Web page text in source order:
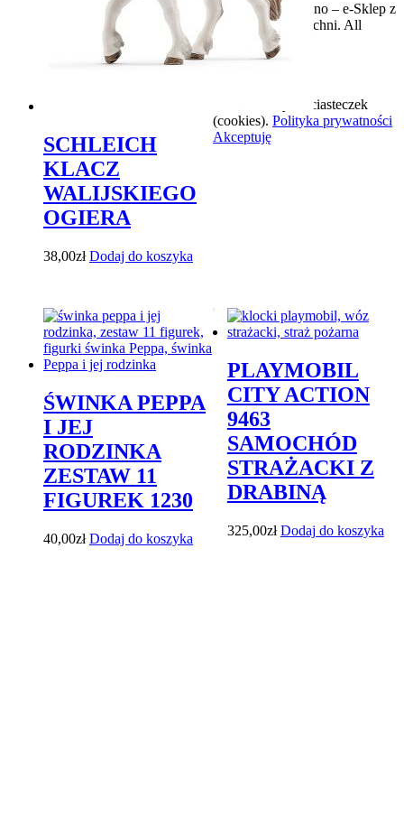
SCHLEICH
KLACZ
WALIJSKIEGO
OGIERA
38,00zł Dodaj do koszyka
ŚWINKA PEPPA
I JEJ
RODZINKA
ZESTAW 11
FIGUREK 1230
40,00zł Dodaj do koszyka
PLAYMOBIL
CITY ACTION
9463
SAMOCHÓD
STRAŻACKI Z
DRABINĄ
325,00zł Dodaj do koszyka
2026 Zabawki Nino – e-Sklep z
zabawkami w Bochni. All
Rights Reserved.
Ta strona używa ciasteczek
(cookies).Polityka prywatności
Akceptuję